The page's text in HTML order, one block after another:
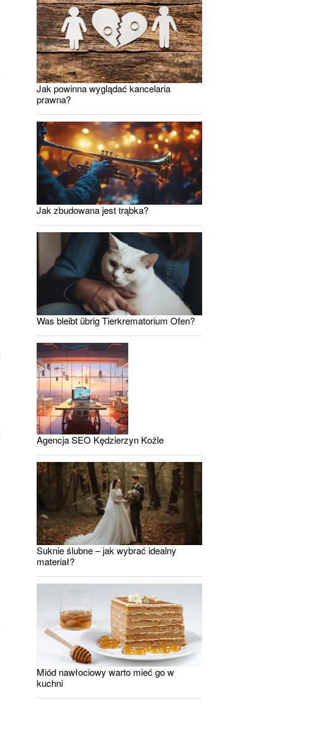
Jak powinna wyglądać kancelaria
prawna?
Jak zbudowana jest trąbka?
Was bleibt übrig Tierkrematorium Ofen?
Agencja SEO Kędzierzyn Koźle
Suknie ślubne – jak wybrać idealny
materiał?
Miód nawłociowy warto mieć go w
kuchni